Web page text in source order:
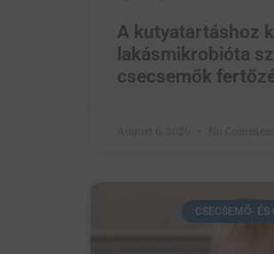
A kutyatartáshoz
lakásmikrobióta
csecsemők
CSECSEMŐ- ÉS